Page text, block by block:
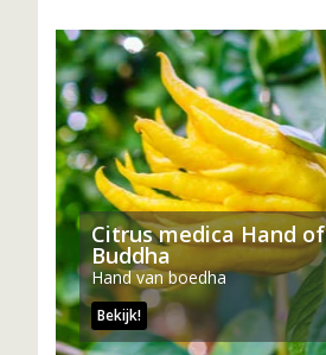
Citrus medica Hand of
Buddha
Hand van boedha
Bekijk!